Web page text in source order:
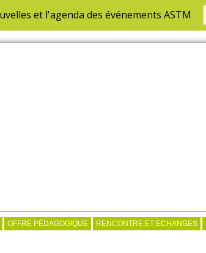
OFFRE PÉDAGOGIQUE RENCONTRE ET ECHANGES